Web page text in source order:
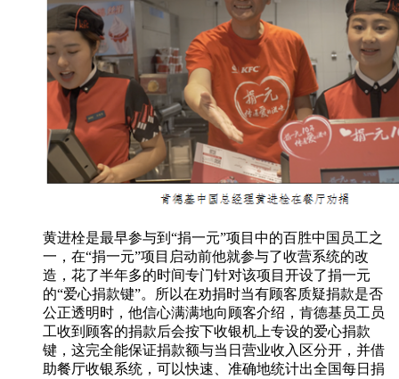
黄进栓是最早参与到“捐一元”项目中的百胜中国员工之
一，在“捐一元”项目启动前他就参与了收营系统的改
造，花了半年多的时间专门针对该项目开设了捐一元
的“爱心捐款键”。所以在劝捐时当有顾客质疑捐款是否
公正透明时，他信心满满地向顾客介绍，肯德基员工员
工收到顾客的捐款后会按下收银机上专设的爱心捐款
键，这完全能保证捐款额与当日营业收入区分开，并借
助餐厅收银系统，可以快速、准确地统计出全国每日捐